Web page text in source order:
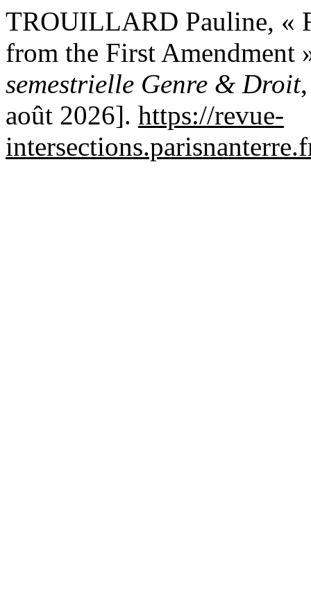
TROUILLARD Pauline, «
from the First
semestrielle Genre & Droit
août 2026]. https://revue-